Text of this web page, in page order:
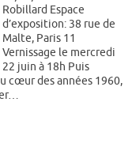
Robillard Espace
d’exposition: 38 rue de
Malte, Paris 11
Vernissage le mercredi
22 juin à 18h Puis
cœur des années 1960,